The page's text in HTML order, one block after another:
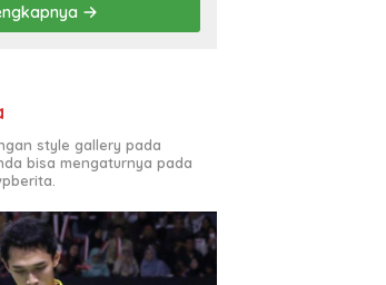
style gallery pada
bisa mengaturnya pada